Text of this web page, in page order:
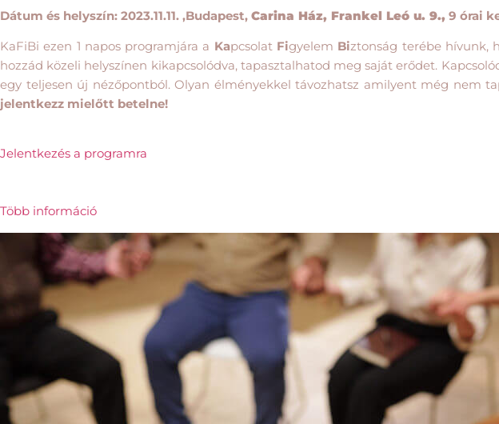
Dátum és helyszín: 2023.11.11. ,Budapest, Carina Ház, Frankel Leó u. 9., 9 órai
KaFiBi ezen 1 napos programjára a Kapcsolat Figyelem Biztonság terébe hívunk,
hozzád közeli helyszínen kikapcsolódva, tapasztalhatod meg saját erődet.
egy teljesen új nézőpontból. Olyan élményekkel távozhatsz amilyent még nem
jelentkezz mielőtt betelne!
Jelentkezés a programra
Több információ